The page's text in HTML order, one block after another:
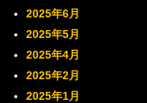
2025年6月
2025年5月
2025年4月
2025年2月
2025年1月